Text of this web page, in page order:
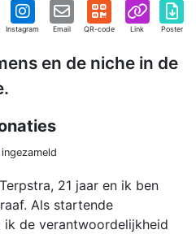
Instagram Email QR-code Link Poster
en de niche in de
ingezameld
21 jaar en ik ben
Als startende
de verantwoordelijkheid